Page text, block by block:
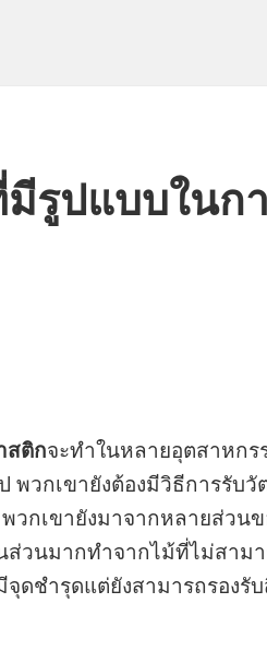
รูปแบบในก
สติกจะทำในหลายอุตสาหก
วกเขายังต้องมีวิธีการรับ
วกเขายังมาจากหลายส่วน
วนมากทำจากไม้ที่ไม่สาม
ดชำรุดแต่ยังสามารถรองรั